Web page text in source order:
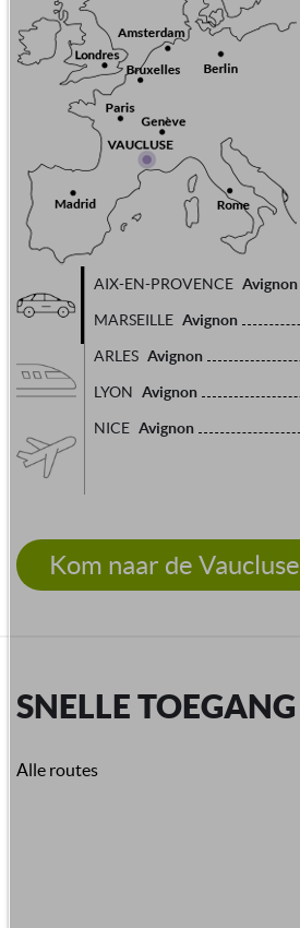
AIX-EN-PROVENCE Avignon
MARSEILLE Avignon
ARLES Avignon
LYON Avignon
NICE Avignon
Kom naar de Vaucluse
SNELLE TOEGANG
Alle routes